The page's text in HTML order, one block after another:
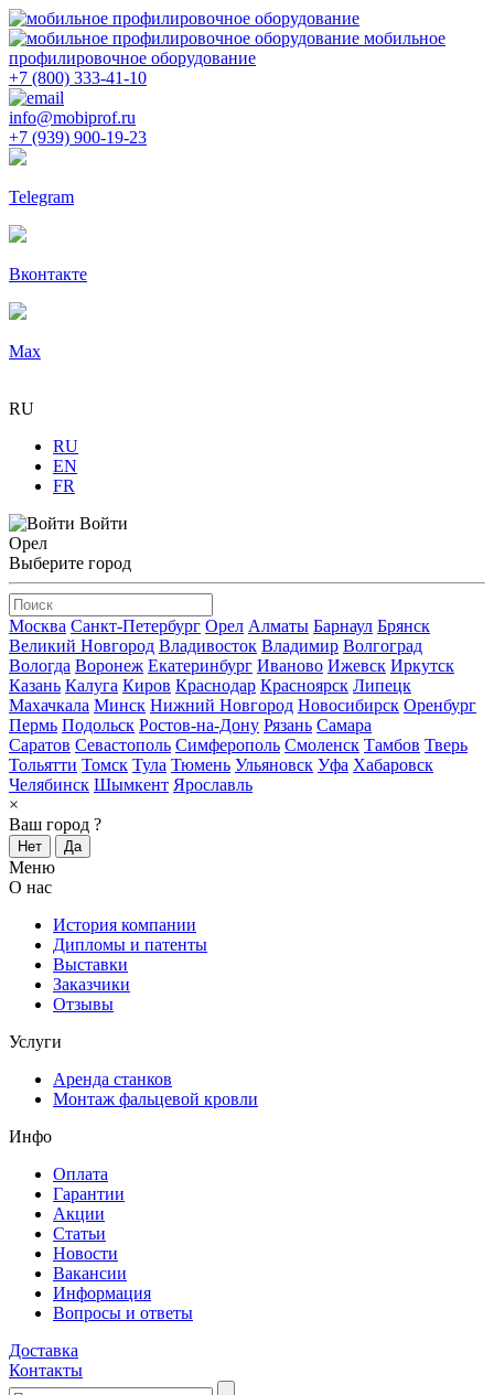
мобильное
профилировочное оборудование
+7 (800) 333-41-10
info@mobiprof.ru
+7 (939) 900-19-23
Telegram
Вконтакте
Max
RU
RU
EN
FR
Войти
Орел
Выберите город
Москва Санкт-Петербург Орел Алматы Барнаул Брянск
Великий Новгород Владивосток Владимир Волгоград
Вологда Воронеж Екатеринбург Иваново Ижевск Иркутск
Казань Калуга Киров Краснодар Красноярск Липецк
Махачкала Минск Нижний Новгород Новосибирск Оренбург
Пермь Подольск Ростов-на-Дону Рязань Самара
Саратов Севастополь Симферополь Смоленск Тамбов Тверь
Тольятти Томск Тула Тюмень Ульяновск Уфа Хабаровск
Челябинск Шымкент Ярославль
×
Ваш город ?
Нет Да
Меню
О нас
История компании
Дипломы и патенты
Выставки
Заказчики
Отзывы
Услуги
Аренда станков
Монтаж фальцевой кровли
Инфо
Оплата
Гарантии
Акции
Статьи
Новости
Вакансии
Информация
Вопросы и ответы
Доставка
Контакты